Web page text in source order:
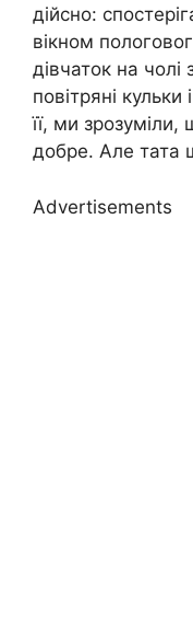
дійсно:
вікном
дівчаток на чолі
повітряні
її, ми зрозуміли,
добре. Але тата
Advertisements